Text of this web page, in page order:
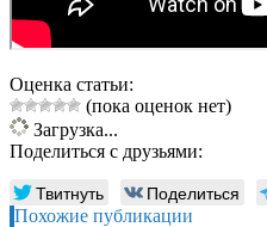
Оценка статьи:
(пока оценок нет)
Загрузка...
Поделиться с друзьями:
Твитнуть Поделиться
Похожие публикации